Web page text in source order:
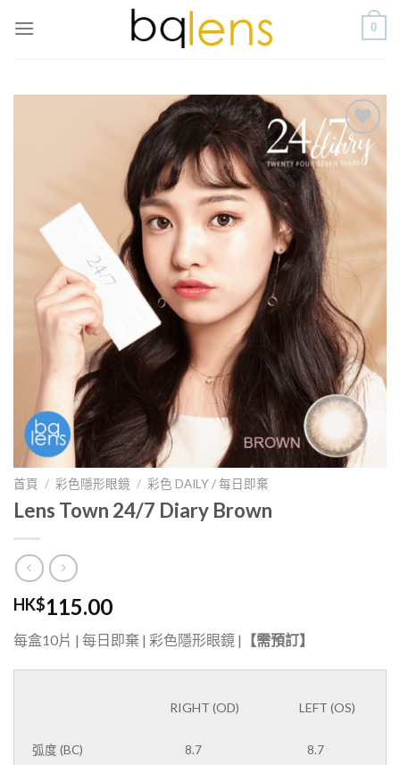
0
添加
到喜
愛清
單
首頁 / 彩色隱形眼鏡 / 彩色 DAILY / 每日即棄
Lens Town 24/7 Diary Brown
HK$115.00
每盒10片 | 每日即棄 | 彩色隱形眼鏡 | 【需預訂】
RIGHT (OD) LEFT (OS)
弧度 (BC) 8.7 8.7